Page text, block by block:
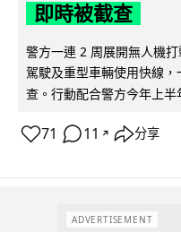
即時被截查
警方一連 2 周展開無人機
駕駛及重型車輛使用快線
查。行動配合警方今年上半
71 11 ↗ 分享
ADVERTISEMENT